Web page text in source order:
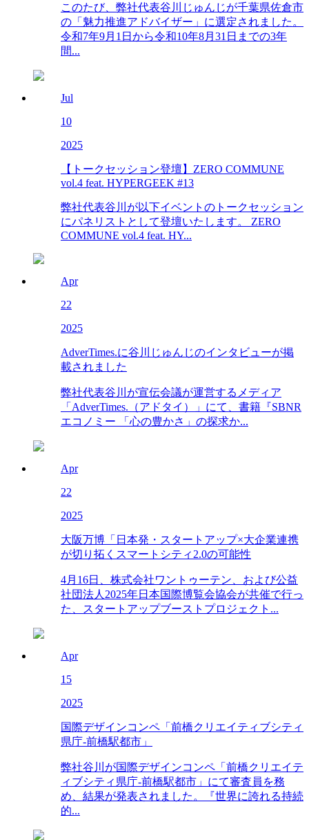
このたび、弊社代表谷川じゅんじが千葉県佐倉市
の「魅力推進アドバイザー」に選定されました。
令和7年9月1日から令和10年8月31日までの3年
間...
Jul
10
2025
【トークセッション登壇】ZERO COMMUNE
vol.4 feat. HYPERGEEK #13
弊社代表谷川が以下イベントのトークセッション
にパネリストとして登壇いたします。 ZERO
COMMUNE vol.4 feat. HY...
Apr
22
2025
AdverTimes.に谷川じゅんじのインタビューが掲
載されました
弊社代表谷川が宣伝会議が運営するメディア
「AdverTimes.（アドタイ）」にて、書籍『SBNR
エコノミー 「心の豊かさ」の探求か...
Apr
22
2025
大阪万博「日本発・スタートアップ×大企業連携
が切り拓くスマートシティ2.0の可能性
4月16日、株式会社ワントゥーテン、および公益
社団法人2025年日本国際博覧会協会が共催で行っ
た、スタートアップブーストプロジェクト...
Apr
15
2025
国際デザインコンペ「前橋クリエイティブシティ
県庁-前橋駅都市」
弊社谷川が国際デザインコンペ「前橋クリエイテ
ィブシティ県庁-前橋駅都市」にて審査員を務
め、結果が発表されました。『世界に誇れる持続
的...